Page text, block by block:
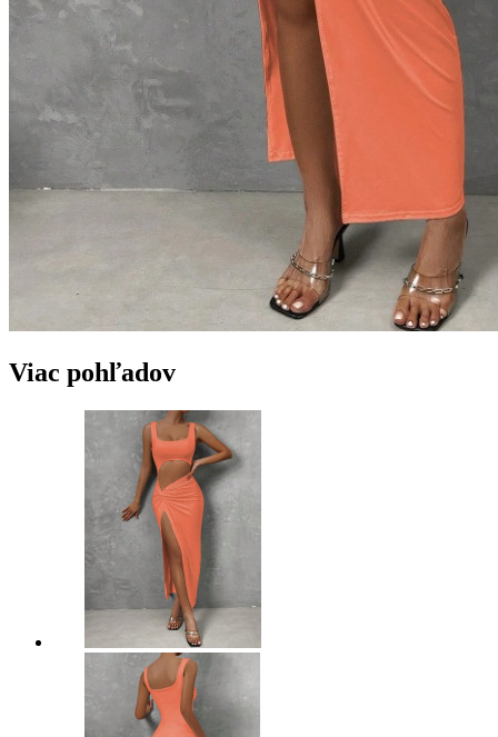
Viac pohľadov